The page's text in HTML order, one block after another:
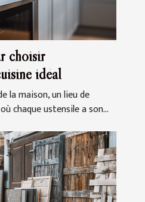
choisir
idéal
la maison, un lieu de
chaque ustensile a son...